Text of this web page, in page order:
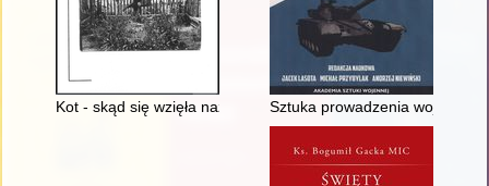
Kot - skąd się wzięła nazwa tej wsi?Sztuka prowadzenia wojny a